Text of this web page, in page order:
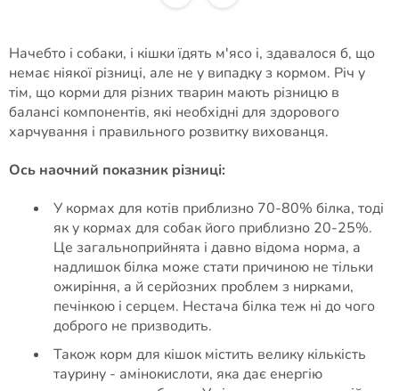
Начебто і собаки, і кішки їдять м'ясо і, здавалося б, що
немає ніякої різниці, але не у випадку з кормом. Річ у
тім, що корми для різних тварин мають різницю в
балансі компонентів, які необхідні для здорового
харчування і правильного розвитку вихованця.
Ось наочний показник різниці:
У кормах для котів приблизно 70-80% білка, тоді
як у кормах для собак його приблизно 20-25%.
Це загальноприйнята і давно відома норма, а
надлишок білка може стати причиною не тільки
ожиріння, а й серйозних проблем з нирками,
печінкою і серцем. Нестача білка теж ні до чого
доброго не призводить.
Також корм для кішок містить велику кількість
таурину - амінокислоти, яка дає енергію